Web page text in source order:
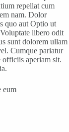
repellat cum
nam. Dolor
quo aut Optio ut
libero odit
sunt dolorem ullam
Cumque pariatur
officiis aperiam sit.
eum